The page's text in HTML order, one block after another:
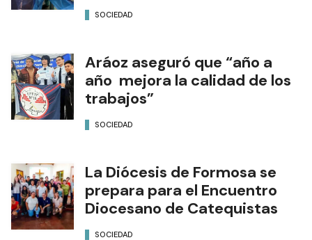
SOCIEDAD
Aráoz aseguró que “año a
año mejora la calidad de los
trabajos”
SOCIEDAD
La Diócesis de Formosa se
prepara para el Encuentro
Diocesano de Catequistas
SOCIEDAD